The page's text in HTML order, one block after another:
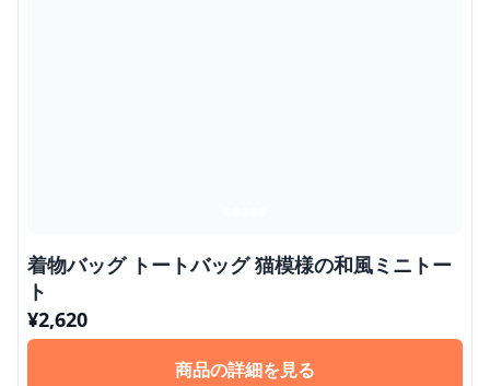
着物バッグ トートバッグ 猫模様の和風ミニトー
ト
¥2,620
商品の詳細を見る